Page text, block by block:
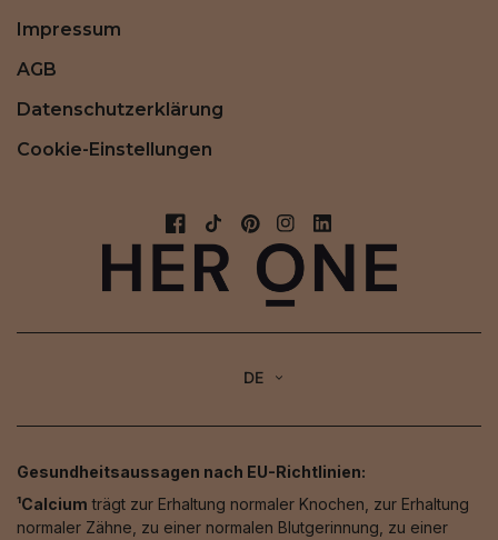
Impressum
AGB
Datenschutzerklärung
Cookie-Einstellungen
DE
Gesundheitsaussagen nach EU-Richtlinien:
¹Calcium trägt zur Erhaltung normaler Knochen, zur Erhaltung
normaler Zähne, zu einer normalen Blutgerinnung, zu einer